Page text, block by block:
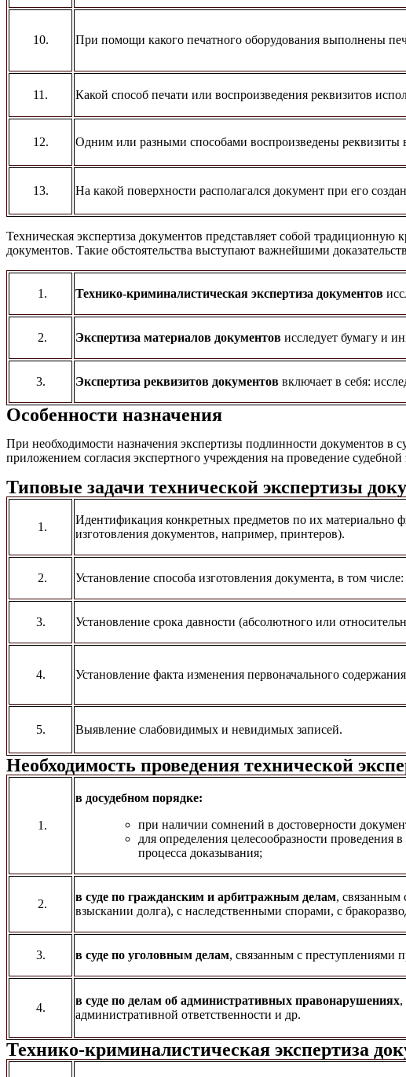
10. При помощи какого печатного оборудования выполнены
11. Какой способ печати или воспроизведения реквизитов
12. Одним или разными способами воспроизведены реквизиты
13. На какой поверхности располагался документ при его
Техническая экспертиза документов представляет собой традиционную
документов. Такие обстоятельства выступают важнейшими
1. Технико-криминалистическая экспертиза документов
2. Экспертиза материалов документов исследует бумагу и
3. Экспертиза реквизитов документов включает в себя:
Особенности назначения
При необходимости назначения экспертизы подлинности документов в
приложением согласия экспертного учреждения на проведение судебной
Типовые задачи технической экспертизы
1.
Идентификация конкретных предметов по их материально
изготовления документов, например, принтеров).
2. Установление способа изготовления документа, в том
3. Установление срока давности (абсолютного или
4. Установление факта изменения первоначального
5. Выявление слабовидимых и невидимых записей.
Необходимость проведения технической
1.
в досудебном порядке:
при наличии сомнений в достоверности
для определения целесообразности проведения
процесса доказывания;
2.
в суде по гражданским и арбитражным делам, связанным
взыскании долга), с наследственными спорами, с
3. в суде по уголовным делам, связанным с преступлениями
4.
в суде по делам об административных правонарушениях,
административной ответственности и др.
Технико-криминалистическая экспертиза